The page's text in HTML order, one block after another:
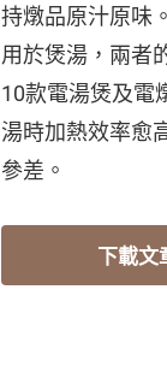
持燉品原汁原味
用於煲湯，兩者
10款電湯煲及電
湯時加熱效率愈
參差。
下載文